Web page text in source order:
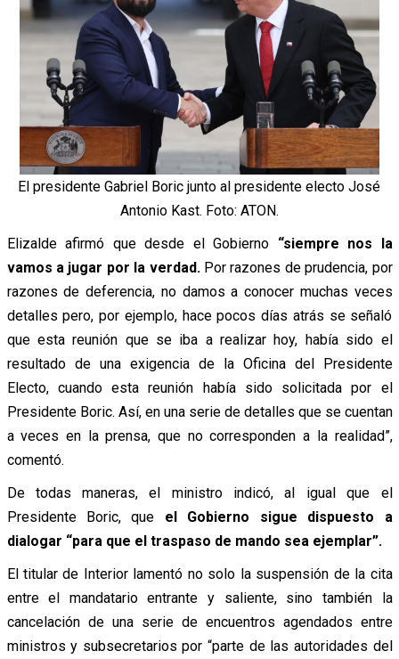
El presidente Gabriel Boric junto al presidente electo José
Antonio Kast. Foto: ATON.
Elizalde afirmó que desde el Gobierno “siempre nos la
vamos a jugar por la verdad. Por razones de prudencia, por
razones de deferencia, no damos a conocer muchas veces
detalles pero, por ejemplo, hace pocos días atrás se señaló
que esta reunión que se iba a realizar hoy, había sido el
resultado de una exigencia de la Oficina del Presidente
Electo, cuando esta reunión había sido solicitada por el
Presidente Boric. Así, en una serie de detalles que se cuentan
a veces en la prensa, que no corresponden a la realidad”,
comentó.
De todas maneras, el ministro indicó, al igual que el
Presidente Boric, que el Gobierno sigue dispuesto a
dialogar “para que el traspaso de mando sea ejemplar”.
El titular de Interior lamentó no solo la suspensión de la cita
entre el mandatario entrante y saliente, sino también la
cancelación de una serie de encuentros agendados entre
ministros y subsecretarios por “parte de las autoridades del